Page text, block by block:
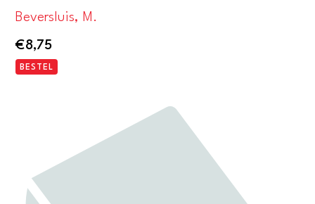
Beversluis, M.
€8,75
BESTEL